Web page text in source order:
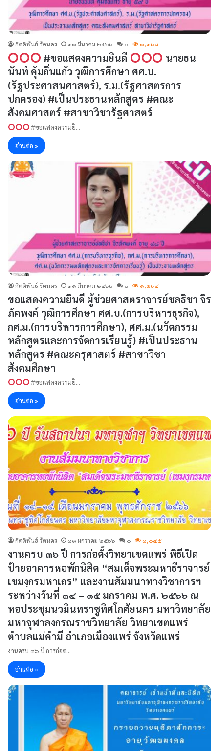
กิตติพันธ์ รัตนคร ๓๑ มีนาคม ๒๕๖๖ ๐ ๑,๓๖๘
#ขอแสดงความยินดี
นายธน
นันท์ คุ้มถิ่นแก้ว วุฒิการศึกษา ศศ.บ.
(รัฐประศาสนศาสตร์), ร.ม.(รัฐศาสตรการ
ปกครอง) #เป็นประธานหลักสูตร #คณะ
สังคมศาสตร์ #สาขาวิชารัฐศาสตร์
#ขอแสดงความยิ…
อ่านต่อ »
กิตติพันธ์ รัตนคร ๓๑ มีนาคม ๒๕๖๖ ๐ ๑,๑๖๕
ขอแสดงความยินดี ผู้ช่วยศาสตราจารย์ชลธิชา จิร
ภัคพงค์ วุฒิการศึกษา ศศ.บ.(การบริหารธุรกิจ),
กศ.ม.(การบริหารการศึกษา), ศศ.ม.(นวัตกรรม
หลักสูตรและการจัดการเรียนรู้) #เป็นประธาน
หลักสูตร #คณะครุศาสตร์ #สาขาวิชา
สังคมศึกษา
#ขอแสดงความยิ…
อ่านต่อ »
กิตติพันธ์ รัตนคร ๑๑ มกราคม ๒๕๖๖ ๐ ๑,๐๔๕
งานครบ ๓๖ ปี การก่อตั้งวิทยาเขตแพร่ พิธีเปิด
ป้ายอาคารหอพักนิสิต “สมเด็จพระมหาธีราจารย์
เขมงฺกรมหาเถร” และงานสัมมนาทางวิชาการฯ
ระหว่างวันที่ ๑๔ – ๑๕ มกราคม พ.ศ. ๒๕๖๖ ณ
หอประชุมนวมินทราชูทิศโกศัยนคร มหาวิทยาลัย
มหาจุฬาลงกรณราชวิทยาลัย วิทยาเขตแพร่
ตำบลแม่คำมี อำเภอเมืองแพร่ จังหวัดแพร่
งานครบ ๓๖ ปี การก่อต…
อ่านต่อ »